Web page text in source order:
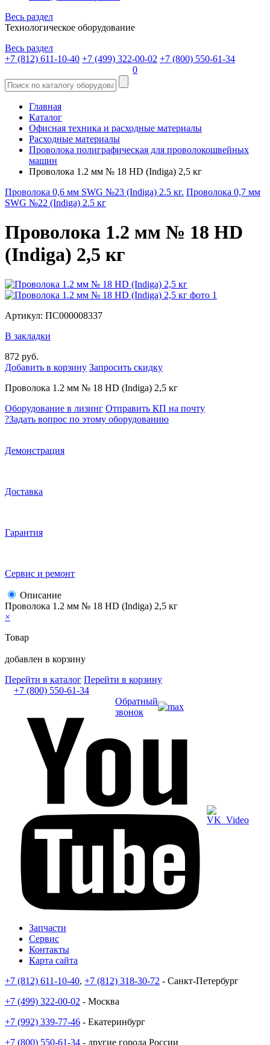
Весь раздел
Технологическое оборудование
Весь раздел
+7 (812) 611-10-40 +7 (499) 322-00-02 +7 (800) 550-61-34
0
Главная
Каталог
Офисная техника и расходные материалы
Расходные материалы
Проволока полиграфическая для проволокошвейных
машин
Проволока 1.2 мм № 18 HD (Indiga) 2,5 кг
Проволока 0,6 мм SWG №23 (Indiga) 2.5 кг. Проволока 0,7 мм
SWG №22 (Indiga) 2.5 кг
Проволока 1.2 мм № 18 HD
(Indiga) 2,5 кг
Артикул: ПС000008337
В закладки
872 руб.
Добавить в корзину Запросить скидку
Проволока 1.2 мм № 18 HD (Indiga) 2,5 кг
Оборудование в лизинг Отправить КП на почту
?Задать вопрос по этому оборудованию
Демонстрация
Доставка
Гарантия
Сервис и ремонт
Описание
Проволока 1.2 мм № 18 HD (Indiga) 2,5 кг
×
Товар
добавлен в корзину
Перейти в каталог Перейти в корзину
+7 (800) 550-61-34
Обратный
звонок
Запчасти
Сервис
Контакты
Карта сайта
+7 (812) 611-10-40, +7 (812) 318-30-72 - Санкт-Петербург
+7 (499) 322-00-02 - Москва
+7 (992) 339-77-46 - Екатеринбург
+7 (800) 550-61-34 - другие города России